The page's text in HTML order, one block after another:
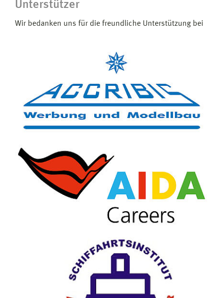
Unterstützer
Wir bedanken uns für die freundliche Unterstützung bei